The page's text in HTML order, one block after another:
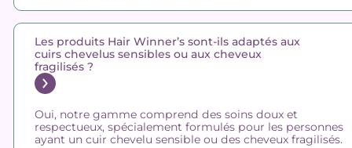
Les produits Hair Winner’s sont-ils adaptés aux
cuirs chevelus sensibles ou aux cheveux
fragilisés ?
Oui, notre gamme comprend des soins doux et
respectueux, spécialement formulés pour les personnes
ayant un cuir chevelu sensible ou des cheveux fragilisés.